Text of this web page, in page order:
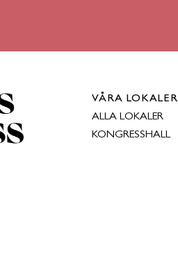
VÅRA LOKALER
ALLA LOKALER
KONGRESSHALL